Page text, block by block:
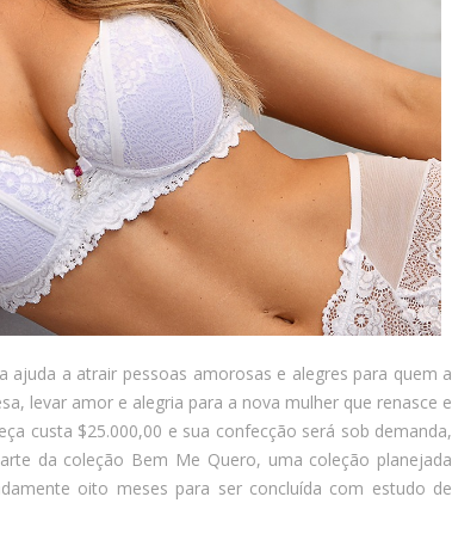
ajuda a atrair pessoas amorosas e alegres para quem a
levar amor e alegria para a nova mulher que renasce e
custa $25.000,00 e sua confecção será sob demanda,
da coleção Bem Me Quero, uma coleção planejada
oito meses para ser concluída com estudo de